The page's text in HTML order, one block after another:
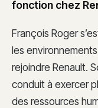
fonction chez
François Roger
les
rejoindre Renault.
conduit à exercer
des ressources